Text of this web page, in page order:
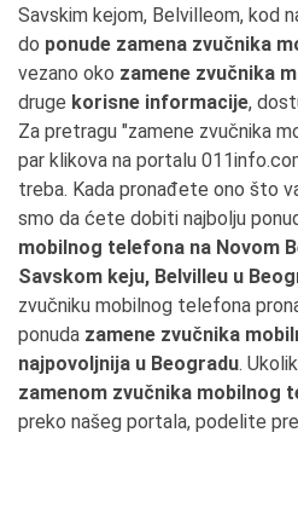
Savskim kejom, Belvilleom, kod
do ponude zamena zvučnika
vezano oko zamene zvučnika
druge korisne informacije,
Za pretragu "zamene zvučnika
par klikova na portalu
treba. Kada pronađete ono što
smo da ćete dobiti najbolju
mobilnog telefona na Novom
Savskom keju, Belvilleu u
zvučniku mobilnog telefona
ponuda zamene zvučnika
najpovoljnija u Beogradu.
zamenom zvučnika mobilnog
preko našeg portala, podelite